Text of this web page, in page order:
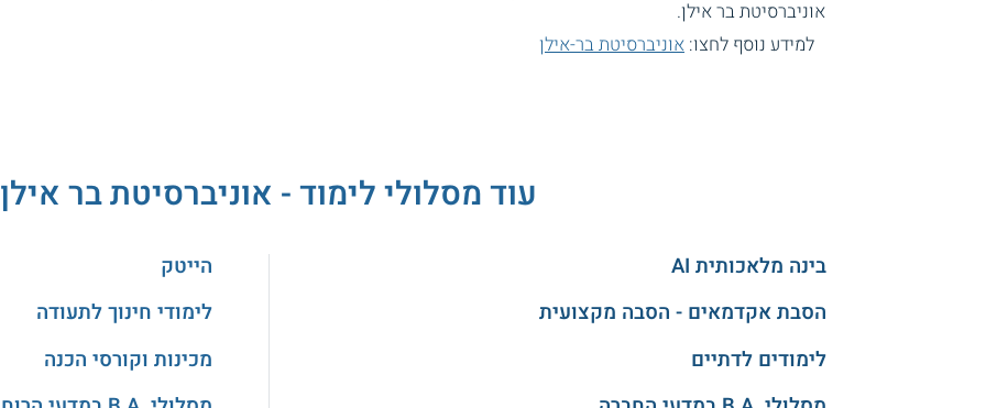
אוניברסיטת בר אילן.
למידע נוסף לחצו: אוניברסיטת בר-אילן
עוד מסלולי לימוד - אוניברסיטת בר אילן
בינה מלאכותית AI
הסבת אקדמאים - הסבה מקצועית
לימודים לדתיים
הייטק
לימודי חינוך לתעודה
מכינות וקורסי הכנה